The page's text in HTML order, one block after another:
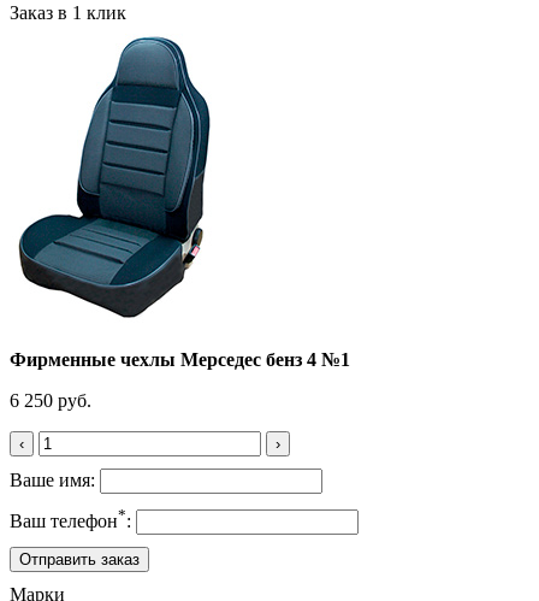
Заказ в 1 клик
Фирменные чехлы Мерседес бенз 4 №1
6 250 руб.
‹ ›
Ваше имя:
Ваш телефон*:
Марки